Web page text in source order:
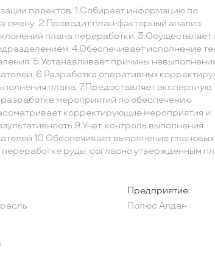
проектов: 1.Собирает информацию по
смену. 2.Проводит план-факторный анализ
плана переработки.
4.Обеспечивает исполнение
5.Устанавливает причины
6.Разработка оперативных
плана. 7.Предоставляет экспертную
мероприятий по обеспечению
корректирующие мероприятия и
9.Учет, контроль выполнения
10.Обеспечивает выполнение плановых
переработке руды, согласно утвержденным
Предприятие:
Полюс Алдан